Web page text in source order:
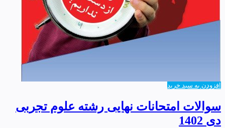
افزودن به سبد خرید
سوالات امتحانات نهایی رشته علوم تجربی
دی 1402